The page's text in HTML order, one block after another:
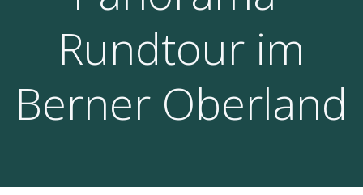
Rundtour im
Berner Oberland